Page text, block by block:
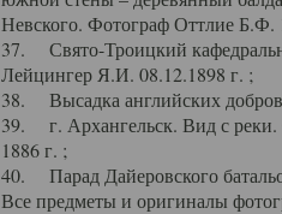
Невского. Фотограф Оттлие Б.Ф.
37. Свято-Троицкий
Лейцингер Я.И. 08.12.1898 г. ;
38. Высадка английских
39. г. Архангельск. Вид с реки.
1886 г. ;
40. Парад Дайеровского
Все предметы и оригиналы